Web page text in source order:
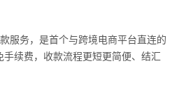
服务，是首个与跨境电商平台直连的
续费，收款流程更短更简便、结汇